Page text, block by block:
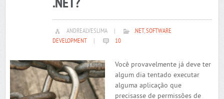
.NET?
ANDREALVESLIMA .NET,SOFTWARE
DEVELOPMENT
10
Você provavelmente já deve ter
algum dia tentado executar
alguma aplicação que
precisasse de permissões de